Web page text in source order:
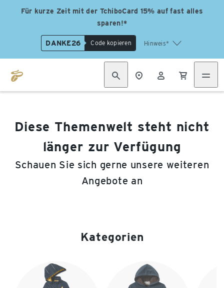
Für kurze Zeit mit der TchiboCard 15% auf fast alles
sparen!*
DANKE26 Code kopieren Hinweis*
Diese Themenwelt steht nicht
länger zur Verfügung
Schauen Sie sich gerne unsere weiteren
Angebote an
Kategorien